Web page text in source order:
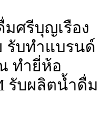
ศรีบุญเรือง
รับทำแบรนด์
ทำยี่ห้อ
รับผลิตน้ำดื่ม